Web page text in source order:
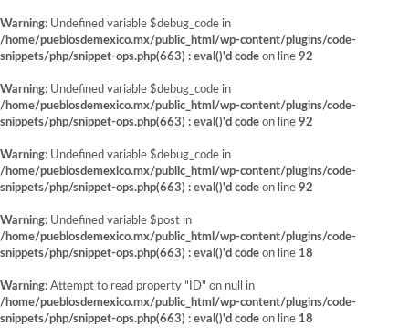
Warning: Undefined variable $debug_code in
/home/pueblosdemexico.mx/public_html/wp-content/plugins/code-
snippets/php/snippet-ops.php(663) : eval()'d code on line 92
Warning: Undefined variable $debug_code in
/home/pueblosdemexico.mx/public_html/wp-content/plugins/code-
snippets/php/snippet-ops.php(663) : eval()'d code on line 92
Warning: Undefined variable $debug_code in
/home/pueblosdemexico.mx/public_html/wp-content/plugins/code-
snippets/php/snippet-ops.php(663) : eval()'d code on line 92
Warning: Undefined variable $post in
/home/pueblosdemexico.mx/public_html/wp-content/plugins/code-
snippets/php/snippet-ops.php(663) : eval()'d code on line 18
Warning: Attempt to read property "ID" on null in
/home/pueblosdemexico.mx/public_html/wp-content/plugins/code-
snippets/php/snippet-ops.php(663) : eval()'d code on line 18